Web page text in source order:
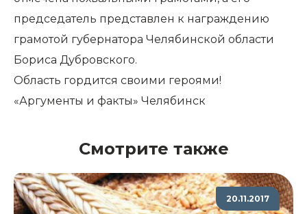
председатель представлен к награждению
грамотой губернатора Челябинской области
Бориса Дубровского.
Область гордится своими героями!
«Аргументы и факты» Челябинск
Смотрите также
20.11.2017